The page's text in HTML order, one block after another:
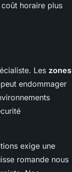
horaire plus
Les zones
endommager
exige une
romande nous